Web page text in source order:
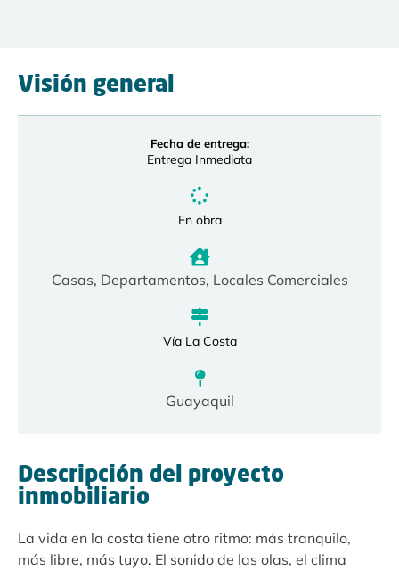
Visión general
Fecha de entrega:
Entrega Inmediata
En obra
Casas, Departamentos, Locales Comerciales
Vía La Costa
Guayaquil
Descripción del proyecto
inmobiliario
La vida en la costa tiene otro ritmo: más tranquilo,
más libre, más tuyo. El sonido de las olas, el clima